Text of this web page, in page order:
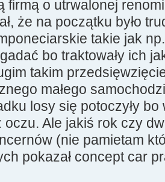
firmą o utrwalonej
że na początku było
takie jak
bo traktowały ich
takim
małego
losy się potoczyły
oczu. Ale jakiś rok czy
(nie pamietam
pokazał concept car